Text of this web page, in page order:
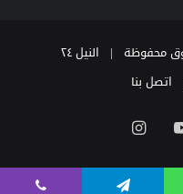
النيل ٢٤
اتصل بنا
يوتيوب